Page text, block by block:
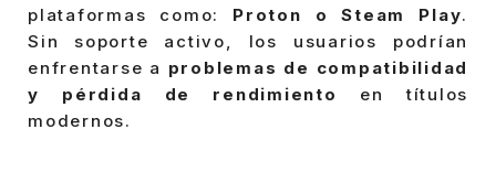
plataformas como: Proton o Steam Play.
Sin soporte activo, los usuarios podrían
enfrentarse a problemas de compatibilidad
y pérdida de rendimiento
en títulos
modernos.